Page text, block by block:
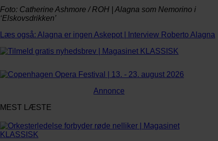
Foto: Catherine Ashmore / ROH | Alagna som Nemorino i
‘Elskovsdrikken’
Læs også: Alagna er ingen Askepot | Interview Roberto Alagna
Annonce
MEST LÆSTE